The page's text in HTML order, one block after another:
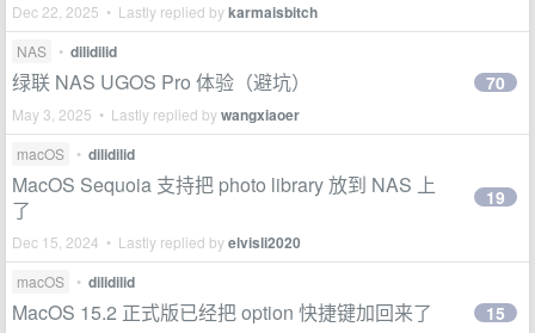
Dec 22, 2025 • Lastly replied bykarmaisbitch
NAS • dilidilid
绿联 NAS UGOS Pro 体验（避坑）
May 3, 2025 • Lastly replied bywangxiaoer
70
macOS • dilidilid
MacOS Sequoia 支持把 photo library 放到 NAS 上
了
Dec 15, 2024 • Lastly replied byelvisli2020
19
macOS • dilidilid
MacOS 15.2 正式版已经把 option 快捷键加回来了 15